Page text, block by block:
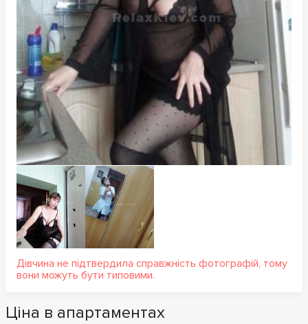
Дівчина не підтвердила справжність фотографій, тому
вони можуть бути типовими.
Ціна в апартаментах